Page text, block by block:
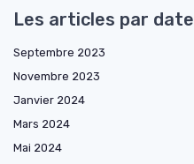
Les articles par date
Septembre 2023
Novembre 2023
Janvier 2024
Mars 2024
Mai 2024